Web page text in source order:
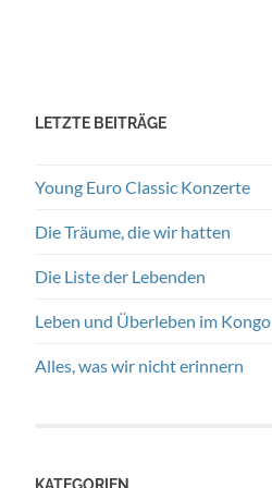
LETZTE BEITRÄGE
Young Euro Classic Konzerte
Die Träume, die wir hatten
Die Liste der Lebenden
Leben und Überleben im Kongo
Alles, was wir nicht erinnern
KATEGORIEN